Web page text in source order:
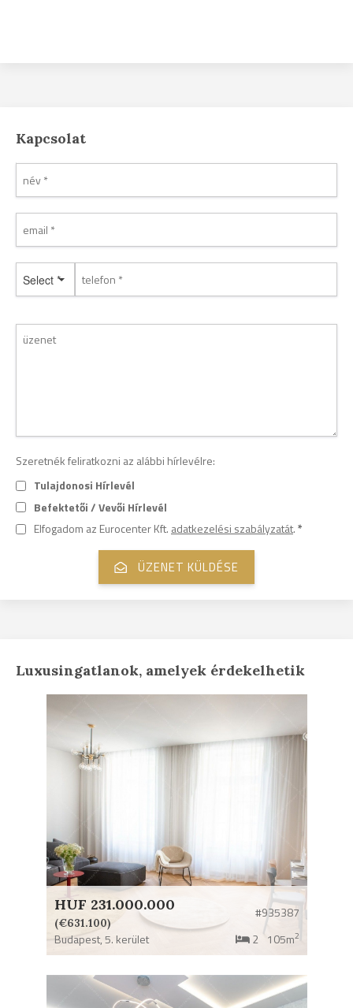
Kapcsolat
Select *
Szeretnék feliratkozni az alábbi hírlevélre:
Tulajdonosi Hírlevél
Befektetői / Vevői Hírlevél
Elfogadom az Eurocenter Kft. adatkezelési szabályzatát.*
Luxusingatlanok, amelyek érdekelhetik
HUF 231.000.000
(€631.100)
#935387
Budapest,5. kerület 2 105m2